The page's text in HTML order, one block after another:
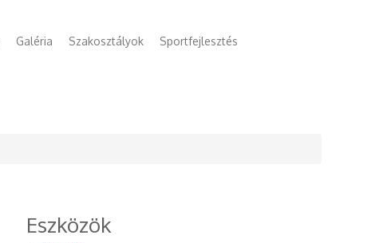
Galéria Szakosztályok Sportfejlesztés
Eszközök